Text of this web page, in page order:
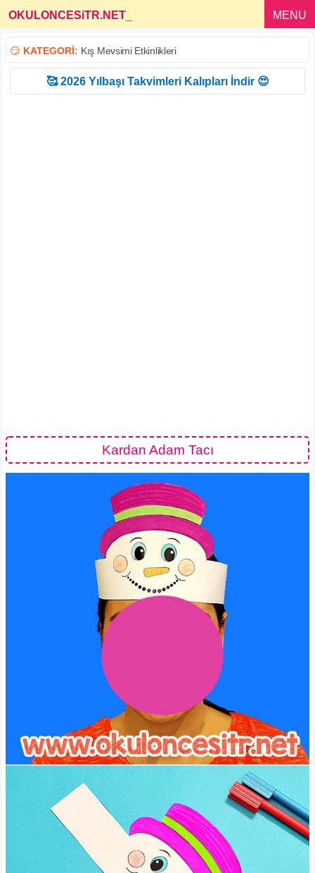
OKULONCESiTR.NET MENU
😏 KATEGORİ: Kış Mevsimi Etkinlikleri
🥰 2026 Yılbaşı Takvimleri Kalıpları İndir 😍
Kardan Adam Tacı